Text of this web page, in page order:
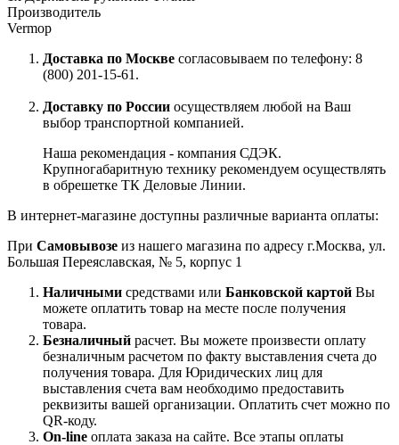
Производитель
Vermop
Доставка по Москве согласовываем по телефону: 8
(800) 201-15-61.
Доставку по России осуществляем любой на Ваш
выбор транспортной компанией.
Наша рекомендация - компания СДЭК.
Крупногабаритную технику рекомендуем осуществлять
в обрешетке ТК Деловые Линии.
В интернет-магазине доступны различные варианта оплаты:
При Самовывозе из нашего магазина по адресу г.Москва, ул.
Большая Переяславская, № 5, корпус 1
Наличными средствами или Банковской картой Вы
можете оплатить товар на месте после получения
товара.
Безналичный расчет. Вы можете произвести оплату
безналичным расчетом по факту выставления счета до
получения товара. Для Юридических лиц для
выставления счета вам необходимо предоставить
реквизиты вашей организации. Оплатить счет можно по
QR-коду.
On-line оплата заказа на сайте. Все этапы оплаты